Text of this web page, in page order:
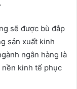
sẽ được bù đắp
sản xuất kinh
ngân hàng là
kinh tế phục